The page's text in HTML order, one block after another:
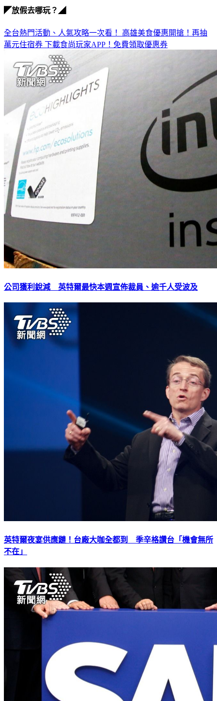
◤放假去哪玩？◢
全台熱門活動、人氣攻略一次看！ 高雄美食優惠開搶！再抽
萬元住宿券 下載食尚玩家APP！免費領取優惠券
公司獲利銳減 英特爾最快本週宣佈裁員、逾千人受波及
英特爾夜宴供應鏈！台廠大咖全都到 季辛格讚台「機會無所
不在」